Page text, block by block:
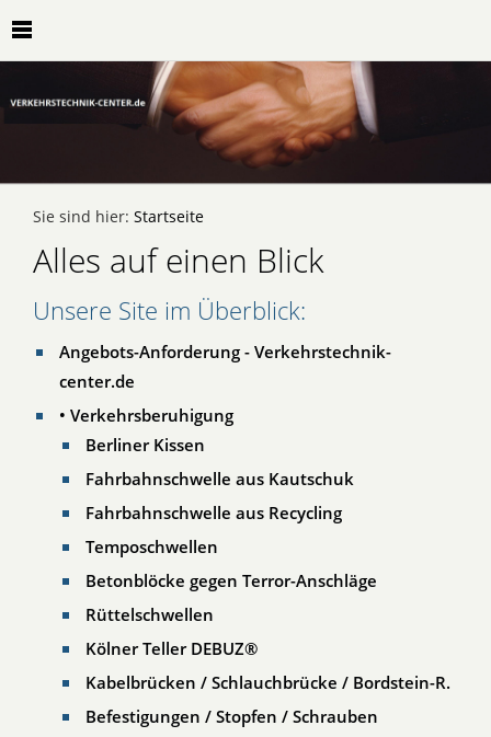
Sie sind hier: Startseite
Alles auf einen Blick
Unsere Site im Überblick:
Angebots-Anforderung - Verkehrstechnik-
center.de
• Verkehrsberuhigung
Berliner Kissen
Fahrbahnschwelle aus Kautschuk
Fahrbahnschwelle aus Recycling
Temposchwellen
Betonblöcke gegen Terror-Anschläge
Rüttelschwellen
Kölner Teller DEBUZ®
Kabelbrücken / Schlauchbrücke / Bordstein-R.
Befestigungen / Stopfen / Schrauben